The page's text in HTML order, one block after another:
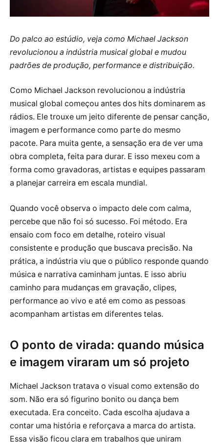
Do palco ao estúdio, veja como Michael Jackson
revolucionou a indústria musical global e mudou
padrões de produção, performance e distribuição.
Como Michael Jackson revolucionou a indústria
musical global começou antes dos hits dominarem as
rádios. Ele trouxe um jeito diferente de pensar canção,
imagem e performance como parte do mesmo
pacote. Para muita gente, a sensação era de ver uma
obra completa, feita para durar. E isso mexeu com a
forma como gravadoras, artistas e equipes passaram
a planejar carreira em escala mundial.
Quando você observa o impacto dele com calma,
percebe que não foi só sucesso. Foi método. Era
ensaio com foco em detalhe, roteiro visual
consistente e produção que buscava precisão. Na
prática, a indústria viu que o público responde quando
música e narrativa caminham juntas. E isso abriu
caminho para mudanças em gravação, clipes,
performance ao vivo e até em como as pessoas
acompanham artistas em diferentes telas.
O ponto de virada: quando música
e imagem viraram um só projeto
Michael Jackson tratava o visual como extensão do
som. Não era só figurino bonito ou dança bem
executada. Era conceito. Cada escolha ajudava a
contar uma história e reforçava a marca do artista.
Essa visão ficou clara em trabalhos que uniram